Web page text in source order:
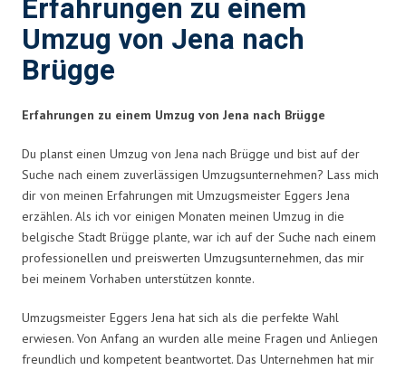
Erfahrungen zu einem
Umzug von Jena nach
Brügge
Erfahrungen zu einem Umzug von Jena nach Brügge
Du planst einen Umzug von Jena nach Brügge und bist auf der
Suche nach einem zuverlässigen Umzugsunternehmen? Lass mich
dir von meinen Erfahrungen mit Umzugsmeister Eggers Jena
erzählen. Als ich vor einigen Monaten meinen Umzug in die
belgische Stadt Brügge plante, war ich auf der Suche nach einem
professionellen und preiswerten Umzugsunternehmen, das mir
bei meinem Vorhaben unterstützen konnte.
Umzugsmeister Eggers Jena hat sich als die perfekte Wahl
erwiesen. Von Anfang an wurden alle meine Fragen und Anliegen
freundlich und kompetent beantwortet. Das Unternehmen hat mir